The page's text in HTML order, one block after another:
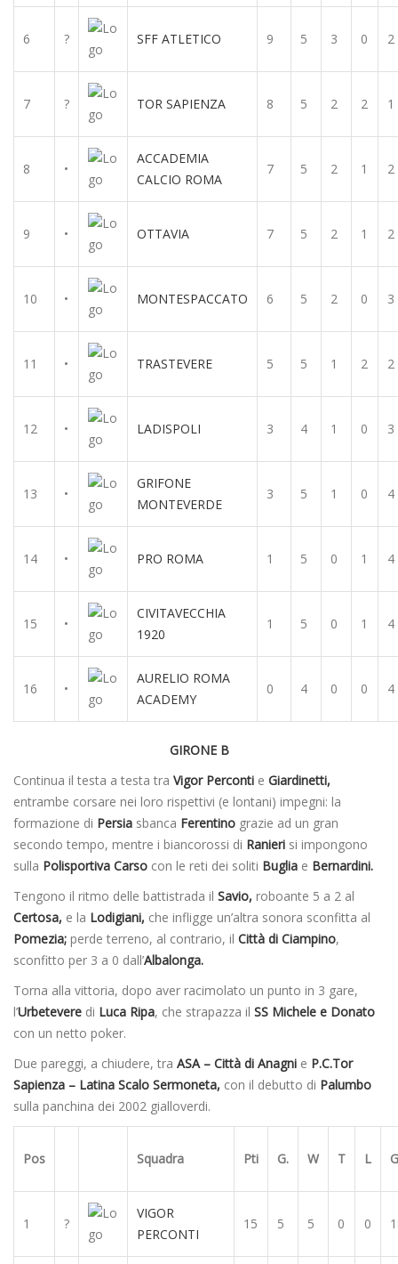
6 ? SFF ATLETICO 9 5 3 0 2
7 ? TOR SAPIENZA 8 5 2 2 1
8 •
ACCADEMIA
CALCIO ROMA
7 5 2 1 2
9 • OTTAVIA 7 5 2 1 2
10 • MONTESPACCATO 6 5 2 0 3
11 • TRASTEVERE 5 5 1 2 2
12 • LADISPOLI 3 4 1 0 3
13 •
GRIFONE
MONTEVERDE
3 5 1 0 4
14 • PRO ROMA 1 5 0 1 4
15 •
CIVITAVECCHIA
1920
1 5 0 1 4
16 •
AURELIO ROMA
ACADEMY
0 4 0 0 4
GIRONE B
Continua il testa a testa tra Vigor Perconti e Giardinetti,
entrambe corsare nei loro rispettivi (e lontani) impegni: la
formazione di Persia sbanca Ferentino grazie ad un gran
secondo tempo, mentre i biancorossi di Ranieri si impongono
sulla Polisportiva Carso con le reti dei soliti Buglia e Bernardini.
Tengono il ritmo delle battistrada il Savio, roboante 5 a 2 al
Certosa, e la Lodigiani, che infligge un’altra sonora sconfitta al
Pomezia; perde terreno, al contrario, il Città di Ciampino,
sconfitto per 3 a 0 dall’Albalonga.
Torna alla vittoria, dopo aver racimolato un punto in 3 gare,
l’Urbetevere di Luca Ripa, che strapazza il SS Michele e Donato
con un netto poker.
Due pareggi, a chiudere, tra ASA – Città di Anagni e P.C.Tor
Sapienza – Latina Scalo Sermoneta, con il debutto di Palumbo
sulla panchina dei 2002 gialloverdi.
Pos Squadra Pti G. W T L
1 ?
VIGOR
PERCONTI
15 5 5 0 0